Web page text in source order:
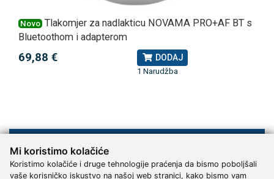
Mi koristimo kolačiće
Koristimo kolačiće i druge tehnologije praćenja da bismo poboljšali
vaše korisničko iskustvo na našoj web stranici, kako bismo vam
Novo Tlakomjer za nadlakticu NOVAMA PRO+AF BT s
Bluetoothom i adapterom
69,88 € DODAJ
1 Narudžba
Upoznajte nas
Kontakt